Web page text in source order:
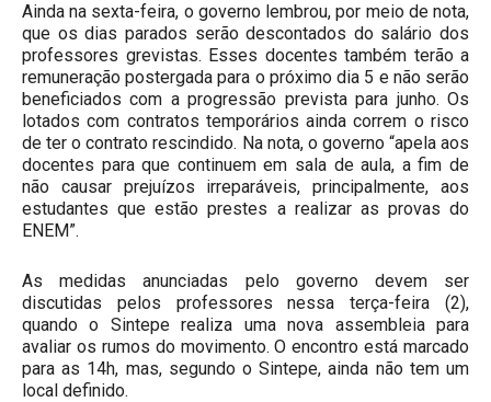
Ainda na sexta-feira, o governo lembrou, por meio de nota,
que os dias parados serão descontados do salário dos
professores grevistas. Esses docentes também terão a
remuneração postergada para o próximo dia 5 e não serão
beneficiados com a progressão prevista para junho. Os
lotados com contratos temporários ainda correm o risco
de ter o contrato rescindido. Na nota, o governo “apela aos
docentes para que continuem em sala de aula, a fim de
não causar prejuízos irreparáveis, principalmente, aos
estudantes que estão prestes a realizar as provas do
ENEM”.
As medidas anunciadas pelo governo devem ser
discutidas pelos professores nessa terça-feira (2),
quando o Sintepe realiza uma nova assembleia para
avaliar os rumos do movimento. O encontro está marcado
para as 14h, mas, segundo o Sintepe, ainda não tem um
local definido.